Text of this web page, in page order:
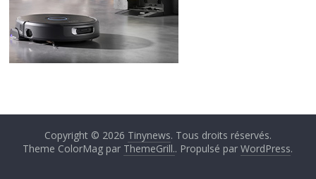
Copyright © 2026 Tinynews. Tous droits réservés.
Theme ColorMag par ThemeGrill.. Propulsé parWordPress.